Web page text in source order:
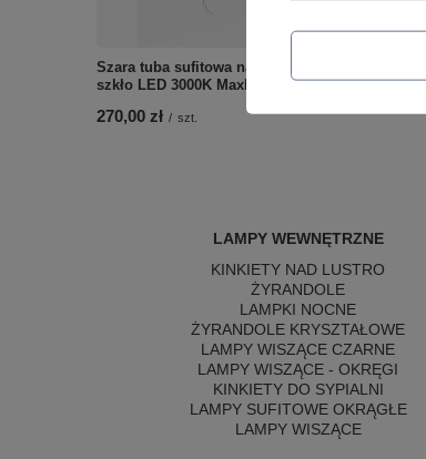
Szara tuba sufitowa natynkowa metal +
szkło LED 3000K Maxlight C0274 Fusion
270,00 zł / szt.
LAMPY WEWNĘTRZNE
KINKIETY NAD LUSTRO
ŻYRANDOLE
LAMPKI NOCNE
ŻYRANDOLE KRYSZTAŁOWE
LAMPY WISZĄCE CZARNE
LAMPY WISZĄCE - OKRĘGI
KINKIETY DO SYPIALNI
LAMPY SUFITOWE OKRĄGŁE
LAMPY WISZĄCE